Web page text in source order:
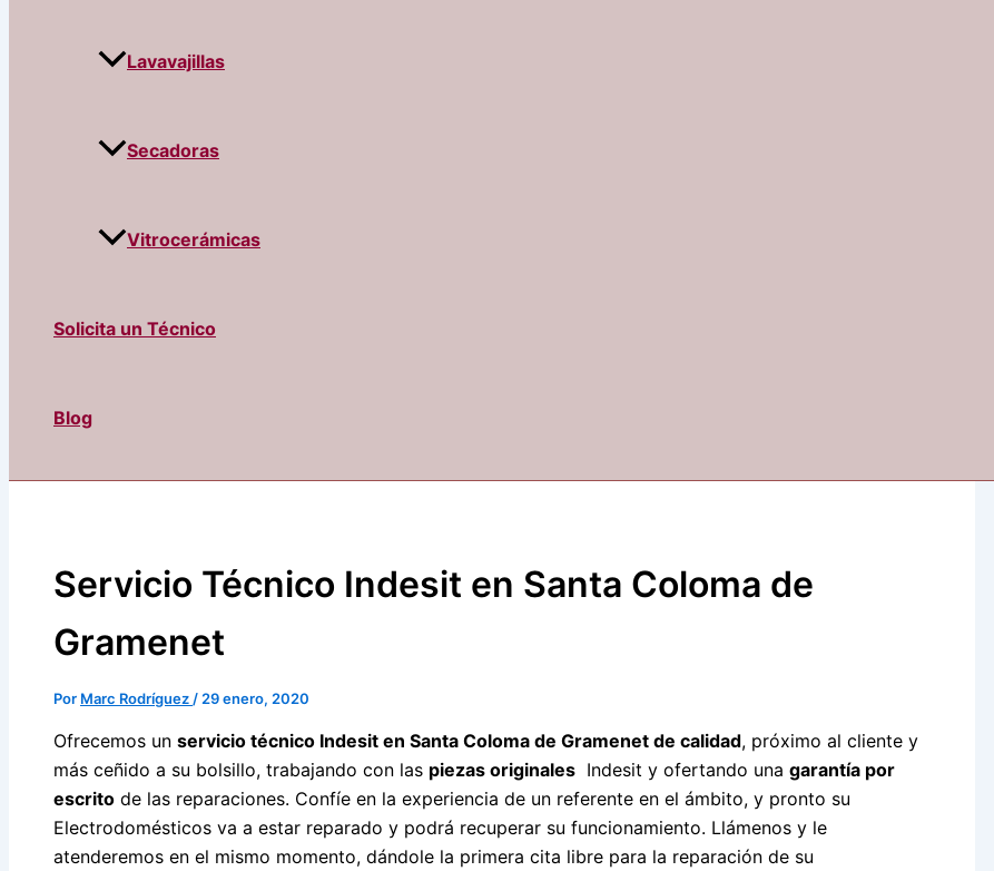
Lavavajillas
Secadoras
Vitrocerámicas
Solicita un Técnico
Blog
Servicio Técnico Indesit en Santa Coloma de
Gramenet
Por Marc Rodríguez / 29 enero, 2020
Ofrecemos un servicio técnico Indesit en Santa Coloma de Gramenet de calidad, próximo al cliente y
más ceñido a su bolsillo, trabajando con las piezas originales Indesit y ofertando una garantía por
escrito de las reparaciones. Confíe en la experiencia de un referente en el ámbito, y pronto su
Electrodomésticos va a estar reparado y podrá recuperar su funcionamiento. Llámenos y le
atenderemos en el mismo momento, dándole la primera cita libre para la reparación de su